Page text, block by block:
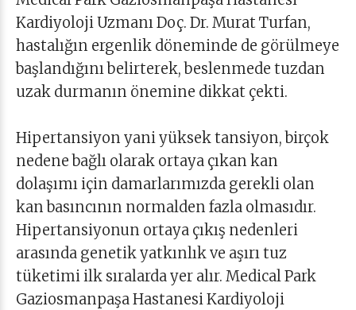
Kardiyoloji Uzmanı Doç. Dr. Murat Turfan,
hastalığın ergenlik döneminde de görülmeye
başlandığını belirterek, beslenmede tuzdan
uzak durmanın önemine dikkat çekti.
Hipertansiyon yani yüksek tansiyon, birçok
nedene bağlı olarak ortaya çıkan kan
dolaşımı için damarlarımızda gerekli olan
kan basıncının normalden fazla olmasıdır.
Hipertansiyonun ortaya çıkış nedenleri
arasında genetik yatkınlık ve aşırı tuz
tüketimi ilk sıralarda yer alır. Medical Park
Gaziosmanpaşa Hastanesi Kardiyoloji